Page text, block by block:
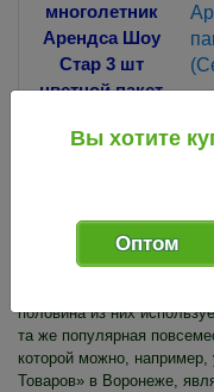
Этот род травянистых
половина из них
та же популярная
которой можно, например,
Товаров» в Воронеже,
Вы хотите
Оптом